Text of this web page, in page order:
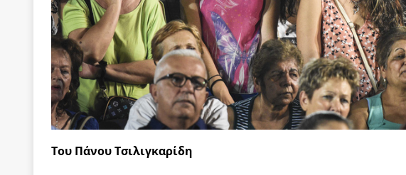
[ 3 Αυγούστου 2026 ] Το Νομικό DNA του Υπερταμείου και οι Ρήτρες
[ 3 Αυγούστου 2026 ] Το γάλλιο και η γεωπολιτική ισχύς για την Ελλάδα
[ 3 Αυγούστου 2026 ] «Εδοξάσθη κρυπτομένη και εγελοιοποιήθη
ΠΑΡΕΜΒΑΣΕΙΣ
Του Πάνου Τσιλιγκαρίδη